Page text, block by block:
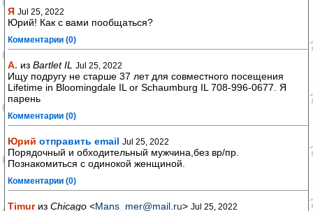
Я Jul 25, 2022
Юрий! Как с вами пообщаться?
Комментарии (0)
A. из Bartlet IL Jul 25, 2022
Ищу подругу не старше 37 лет для совместного посещения
Lifetime in Bloomingdale IL or Schaumburg IL 708-996-0677. Я
парень
Комментарии (0)
Юрий отправить email Jul 25, 2022
Порядочный и обходительный мужчина,без вр/пр.
Познакомиться с одинокой женщиной.
Комментарии (0)
Timurиз Chicago <Mans_mer@mail.ru> Jul 25, 2022